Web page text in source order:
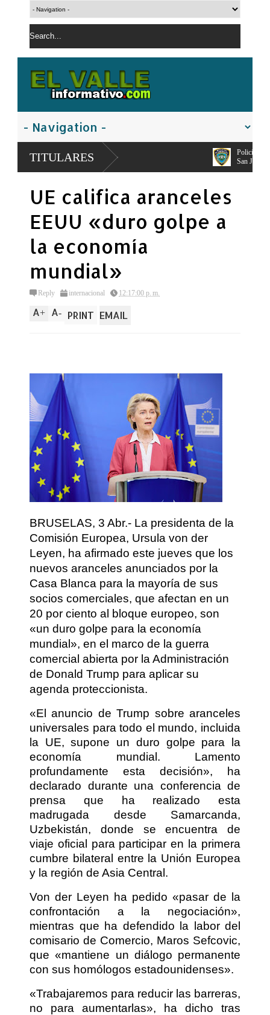
TITULARES
Policía Nacional apresa segundo implicado
Carolina Mejía
UE califica aranceles
EEUU «duro golpe a
la economía
mundial»
Reply internacional 12:17:00 p. m.
A+ A- PRINT EMAIL
BRUSELAS, 3 Abr.- La presidenta de la
Comisión Europea, Ursula von der
Leyen, ha afirmado este jueves que los
nuevos aranceles anunciados por la
Casa Blanca para la mayoría de sus
socios comerciales, que afectan en un
20 por ciento al bloque europeo, son
«un duro golpe para la economía
mundial», en el marco de la guerra
comercial abierta por la Administración
de Donald Trump para aplicar su
agenda proteccionista.
«El anuncio de Trump sobre aranceles
universales para todo el mundo, incluida
la UE, supone un duro golpe para la
economía mundial. Lamento
profundamente esta decisión», ha
declarado durante una conferencia de
prensa que ha realizado esta
madrugada desde Samarcanda,
Uzbekistán, donde se encuentra de
viaje oficial para participar en la primera
cumbre bilateral entre la Unión Europea
y la región de Asia Central.
Von der Leyen ha pedido «pasar de la
confrontación a la negociación»,
mientras que ha defendido la labor del
comisario de Comercio, Maros Sefcovic,
que «mantiene un diálogo permanente
con sus homólogos estadounidenses».
«Trabajaremos para reducir las barreras,
no para aumentarlas», ha dicho tras